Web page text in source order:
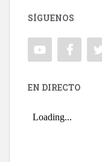
SÍGUENOS
EN DIRECTO